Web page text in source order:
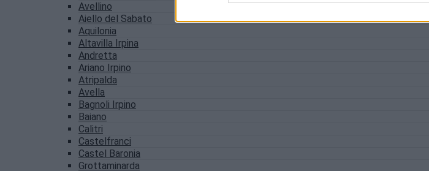
Avellino
Aiello del Sabato
Aquilonia
Altavilla Irpina
Andretta
Ariano Irpino
Atripalda
Avella
Bagnoli Irpino
Baiano
Calitri
Castelfranci
Castel Baronia
Grottaminarda